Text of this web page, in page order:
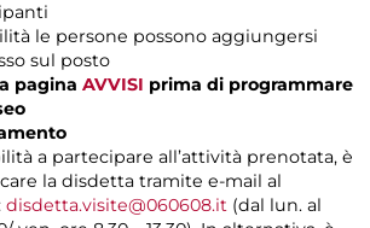
le persone possono aggiungersi
sul posto
pagina AVVISI prima di programmare
a partecipare all’attività prenotata, è
la disdetta tramite e-mail al
disdetta.visite@060608.it (dal lun. al